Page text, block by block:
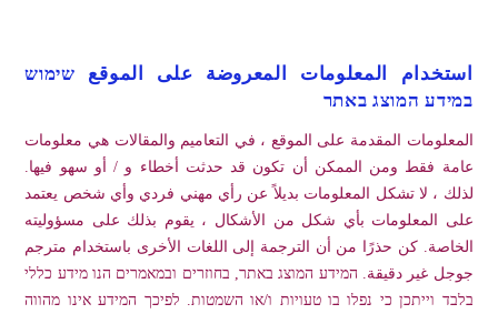
استخدام المعلومات المعروضة على الموقع שימוש
במידע המוצג באתר
المعلومات المقدمة على الموقع ، في التعاميم والمقالات هي معلومات
عامة فقط ومن الممكن أن تكون قد حدثت أخطاء و / أو سهو فيها.
لذلك ، لا تشكل المعلومات بديلاً عن رأي مهني فردي وأي شخص يعتمد
على المعلومات بأي شكل من الأشكال ، يقوم بذلك على مسؤوليته
الخاصة. كن حذرًا من أن الترجمة إلى اللغات الأخرى باستخدام مترجم
جوجل غير دقيقة. המידע המוצג באתר, בחוזרים ובמאמרים הנו מידע כללי
בלבד וייתכן כי נפלו בו טעויות ו/או השמטות. לפיכך המידע אינו מהווה